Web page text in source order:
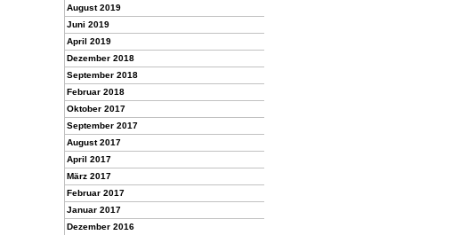
August 2019
Juni 2019
April 2019
Dezember 2018
September 2018
Februar 2018
Oktober 2017
September 2017
August 2017
April 2017
März 2017
Februar 2017
Januar 2017
Dezember 2016